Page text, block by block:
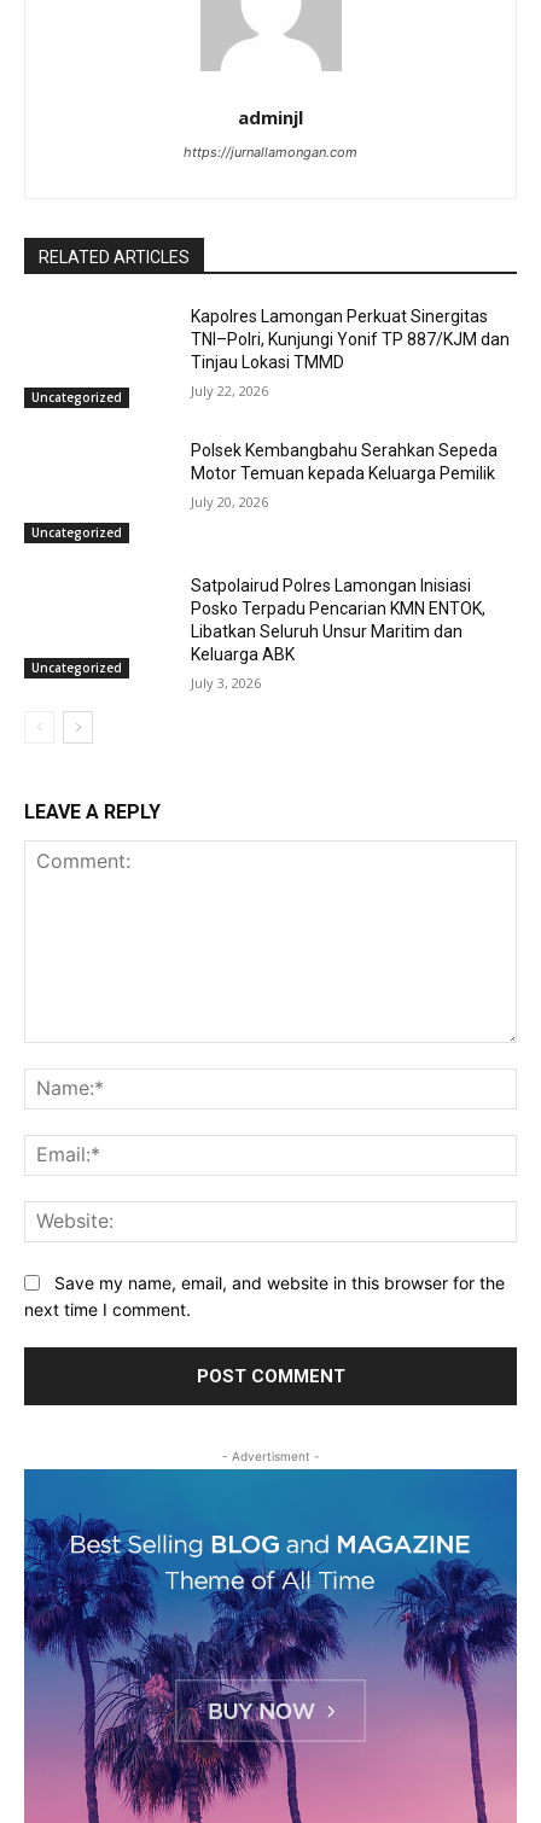
adminjl
https://jurnallamongan.com
RELATED ARTICLES
Uncategorized
Kapolres Lamongan Perkuat Sinergitas
TNI–Polri, Kunjungi Yonif TP 887/KJM dan
Tinjau Lokasi TMMD
July 22, 2026
Uncategorized
Polsek Kembangbahu Serahkan Sepeda
Motor Temuan kepada Keluarga Pemilik
July 20, 2026
Uncategorized
Satpolairud Polres Lamongan Inisiasi
Posko Terpadu Pencarian KMN ENTOK,
Libatkan Seluruh Unsur Maritim dan
Keluarga ABK
July 3, 2026
LEAVE A REPLY
Save my name, email, and website in this browser for the
next time I comment.
- Advertisment -